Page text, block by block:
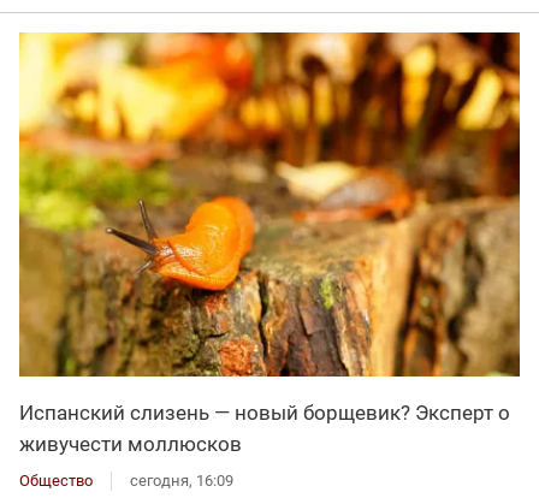
Испанский слизень — новый борщевик? Эксперт о
живучести моллюсков
Общество сегодня, 16:09